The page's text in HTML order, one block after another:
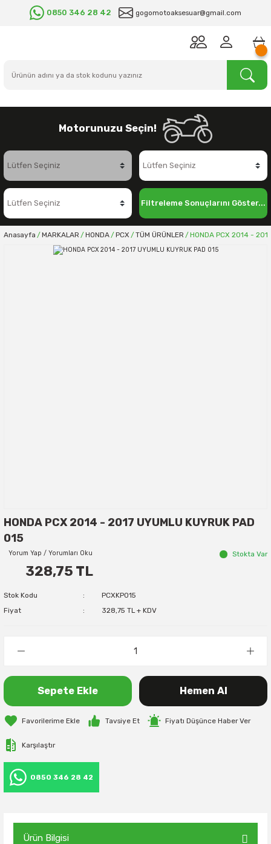
0850 346 28 42 gogomotoaksesuar@gmail.com
Motorunuzu Seçin!
Filtreleme Sonuçlarını Göster...
Anasayfa MARKALAR HONDA PCX TÜM ÜRÜNLER HONDA PCX 2014 -
HONDA PCX 2014 - 2017 UYUMLU KUYRUK PAD
015
Yorum Yap / Yorumları Oku Stokta Var
328,75 TL
Stok Kodu
PCXKP015
Fiyat
328,75 TL + KDV
Sepete Ekle Hemen Al
Tavsiye Et Fiyatı Düşünce Haber Ver
Karşılaştır
0850 346 28 42
Ürün Bilgisi